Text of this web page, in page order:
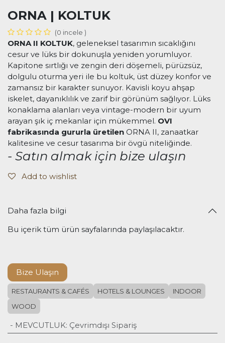
ORNA | KOLTUK
(0 incele )
ORNA II KOLTUK, geleneksel tasarımın sıcaklığını
cesur ve lüks bir dokunuşla yeniden yorumluyor.
Kapitone sırtlığı ve zengin deri döşemeli, pürüzsüz,
dolgulu oturma yeri ile bu koltuk, üst düzey konfor ve
zamansız bir karakter sunuyor. Kavisli koyu ahşap
iskelet, dayanıklılık ve zarif bir görünüm sağlıyor. Lüks
konaklama alanları veya vintage-modern bir uyum
arayan şık iç mekanlar için mükemmel. OVI
fabrikasında gururla üretilen ORNA II, zanaatkar
kalitesine ve cesur tasarıma bir övgü niteliğinde.
- Satın almak için bize ulaşın
Add to wishlist
Daha fazla bilgi
Bu içerik tüm ürün sayfalarında paylaşılacaktır.
Bize Ulaşın
RESTAURANTS & CAFÉS HOTELS & LOUNGES
INDOOR
WOOD
- MEVCUTLUK: Çevrimdışı Sipariş